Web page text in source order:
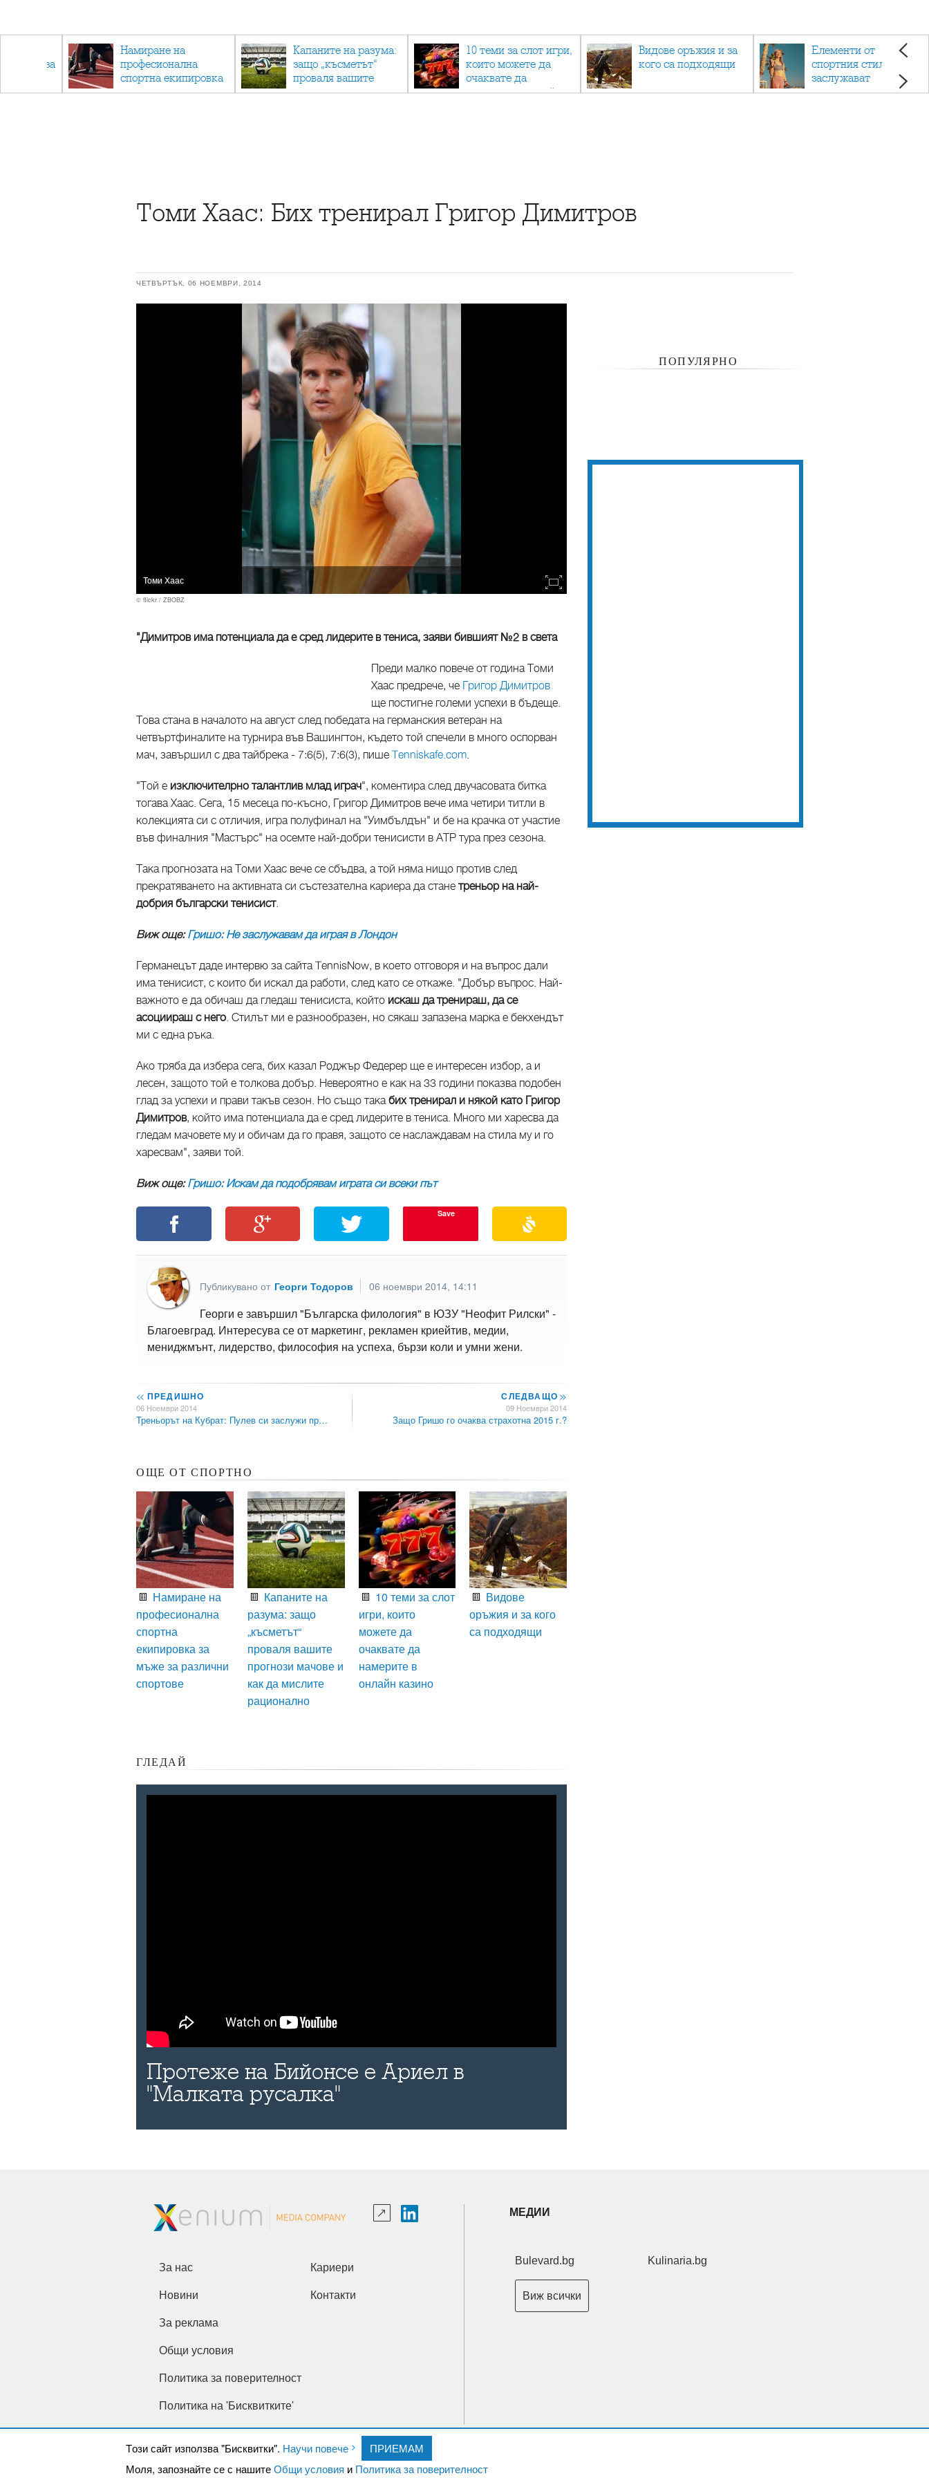
за
Намиране на
професионална
спортна екипировка
за мъже за различни
Капаните на разума:
защо „късметът“
проваля вашите
прогнози мачове и
10 теми за слот игри,
които можете да
очаквате да
намерите в онлайн
Видове оръжия и за
кого са подходящи
Елементи от
спортния стил, които
заслужават
внимание
Томи Хаас: Бих тренирал Григор Димитров
ЧЕТВЪРТЪК, 06 НОЕМВРИ, 2014
Томи Хаас
© flickr / ZBOBZ
"Димитров има потенциала да е сред лидерите в тениса, заяви бившият №2 в светa
Преди малко повече от година Томи
Хаас предрече, че Григор Димитров
ще постигне големи успехи в бъдеще.
Това стана в началото на август след победата на германския ветеран на
четвъртфиналите на турнира във Вашингтон, където той спечели в много оспорван
мач, завършил с два тайбрека - 7:6(5), 7:6(3), пише Tenniskafe.com.
"Той е изключителрно талантлив млад играч", коментира след двучасовата битка
тогава Хаас. Сега, 15 месеца по-късно, Григор Димитров вече има четири титли в
колекцията си с отличия, игра полуфинал на "Уимбълдън" и бе на крачка от участие
във финалния "Мастърс" на осемте най-добри тенисисти в АТР тура през сезона.
Така прогнозата на Томи Хаас вече се сбъдва, а той няма нищо против след
прекратяването на активната си състезателна кариера да стане треньор на най-
добрия български тенисист.
Виж още:Гришо: Не заслужавам да играя в Лондон
Германецът даде интервю за сайта TennisNow, в което отговоря и на въпрос дали
има тенисист, с които би искал да работи, след като се откаже. "Добър въпрос. Най-
важното е да обичаш да гледаш тенисиста, който искаш да тренираш, да се
асоциираш с него. Стилът ми е разнообразен, но сякаш запазена марка е бекхендът
ми с една ръка.
Ако тряба да избера сега, бих казал Роджър Федерер ще е интересен избор, а и
лесен, защото той е толкова добър. Невероятно е как на 33 години показва подобен
глад за успехи и прави такъв сезон. Но също такабих тренирал и някой като Григор
Димитров, който има потенциала да е сред лидерите в тениса. Много ми харесва да
гледам мачовете му и обичам да го правя, защото се наслаждавам на стила му и го
харесвам", заяви той.
Виж още:Гришо: Искам да подобрявам играта си всеки път
Save
Публикувано от Георги Тодоров 06 ноември 2014, 14:11
Георги е завършил "Българска филология" в ЮЗУ "Неофит Рилски" -
Благоевград. Интересува се от маркетинг, рекламен криейтив, медии,
мениджмънт, лидерство, философия на успеха, бързи коли и умни жени.
<< ПРЕДИШНО
06 Ноември 2014
Треньорът на Кубрат: Пулев си заслужи пр…
СЛЕДВАЩО>>
09 Ноември 2014
Защо Гришо го очаква страхотна 2015 г.?
ОЩЕ ОТ СПОРТНО
Намиране на
професионална
спортна
екипировка за
мъже за различни
спортове
Капаните на
разума: защо
„късметът“
проваля вашите
прогнози мачове и
как да мислите
рационално
10 теми за слот
игри, които
можете да
очаквате да
намерите в
онлайн казино
Видове
оръжия и за кого
са подходящи
ГЛЕДАЙ
Протеже на Бийонсе е Ариел в
"Малката русалка"
ПОПУЛЯРНО
Tози сайт използва "Бисквитки". Научи повече
ПРИЕМАМ
Моля, запознайте се с нашитеОбщи условия и Политика за поверителност
За нас Кариери
Новини Контакти
За реклама
Общи условия
Политика за поверителност
Политика на 'Бисквитките'
МЕДИИ
Bulevard.bg Kulinaria.bg
Виж всички
Copyright © 2026 Ксениум ООД. Всички права запазени.
XeniumCompany.com